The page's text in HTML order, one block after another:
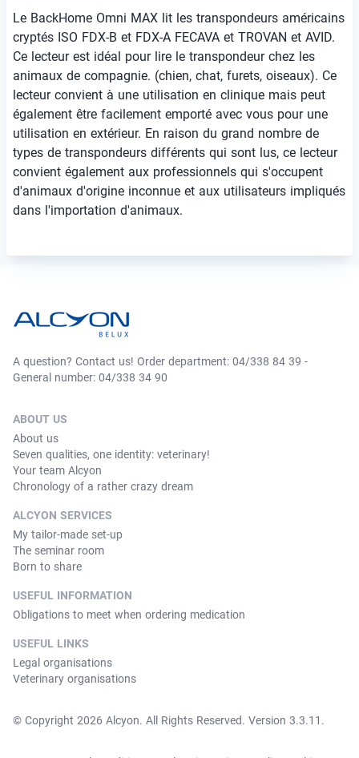
Le BackHome Omni MAX lit les transpondeurs américains
cryptés ISO FDX-B et FDX-A FECAVA et TROVAN et AVID.
Ce lecteur est idéal pour lire le transpondeur chez les
animaux de compagnie. (chien, chat, furets, oiseaux). Ce
lecteur convient à une utilisation en clinique mais peut
également être facilement emporté avec vous pour une
utilisation en extérieur. En raison du grand nombre de
types de transpondeurs différents qui sont lus, ce lecteur
convient également aux professionnels qui s'occupent
d'animaux d'origine inconnue et aux utilisateurs impliqués
dans l'importation d'animaux.
A question? Contact us! Order department: 04/338 84 39 -
General number: 04/338 34 90
ABOUT US
About us
Seven qualities, one identity: veterinary!
Your team Alcyon
Chronology of a rather crazy dream
ALCYON SERVICES
My tailor-made set-up
The seminar room
Born to share
USEFUL INFORMATION
Obligations to meet when ordering medication
USEFUL LINKS
Legal organisations
Veterinary organisations
© Copyright 2026 Alcyon. All Rights Reserved. Version 3.3.11.